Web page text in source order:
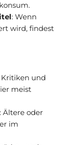
: Wenn
wird, findest
Kritiken und
meist
: Ältere oder
im